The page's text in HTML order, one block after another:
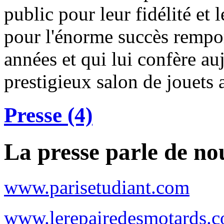
public pour leur fidélité et
pour l'énorme succès
années et qui lui confère
prestigieux salon de jouets
Presse (4)
La presse parle de
www.parisetudiant.com